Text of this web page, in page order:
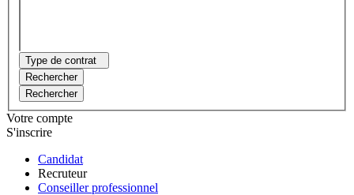
Type de contrat
Rechercher
Rechercher
Votre compte
S'inscrire
Candidat
Recruteur
Conseiller professionnel